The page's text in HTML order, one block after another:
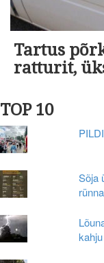
Tartus
ratturit,
TOP 10
Sõja